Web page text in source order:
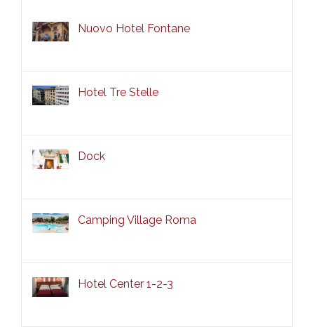
Nuovo Hotel Fontane
Hotel Tre Stelle
Dock
Camping Village Roma
Hotel Center 1-2-3